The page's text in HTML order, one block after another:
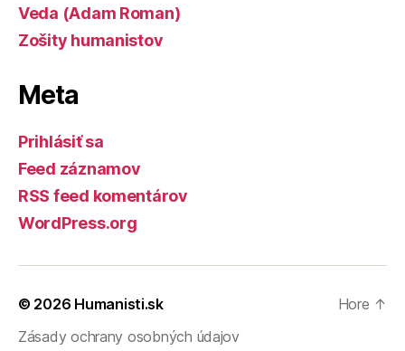
Veda (Adam Roman)
Zošity humanistov
Meta
Prihlásiť sa
Feed záznamov
RSS feed komentárov
WordPress.org
© 2026 Humanisti.sk
Zásady ochrany osobných údajov
Hore ↑